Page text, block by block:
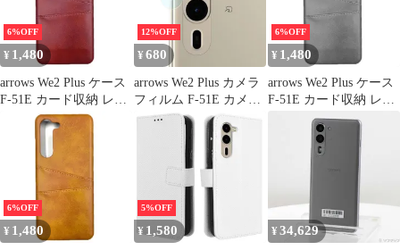
51E M06 ウェーブ デザ
イン 可愛い 韓国 女性
用 薄型 人気 おしゃれ
6%OFF
¥ 1,480
arrows We2 Plus ケース
F-51E カード収納 レザ
ー スマート ケース
【Color】レッド
12%OFF
¥ 680
arrows We2 Plus カメラ
フィルム F-51E カメラ
レンズ保護 フィルム
6%OFF
¥ 1,480
arrows We2 Plus ケース
F-51E カード収納 レザ
ー スマート ケース
【Color】グレー
6%OFF
¥ 1,480
5%OFF
¥ 1,580 ¥34,629